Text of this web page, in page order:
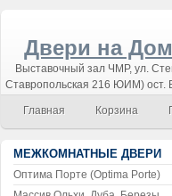
Двери на Дом
Выставочный зал ЧМР, ул.
Ставропольская 216 ЮИМ) ост.
Главная Корзина
МЕЖКОМНАТНЫЕ ДВЕРИ
Оптима Порте (Optima Porte)